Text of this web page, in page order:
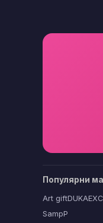
Популярни
Art giftDUKA
SampP